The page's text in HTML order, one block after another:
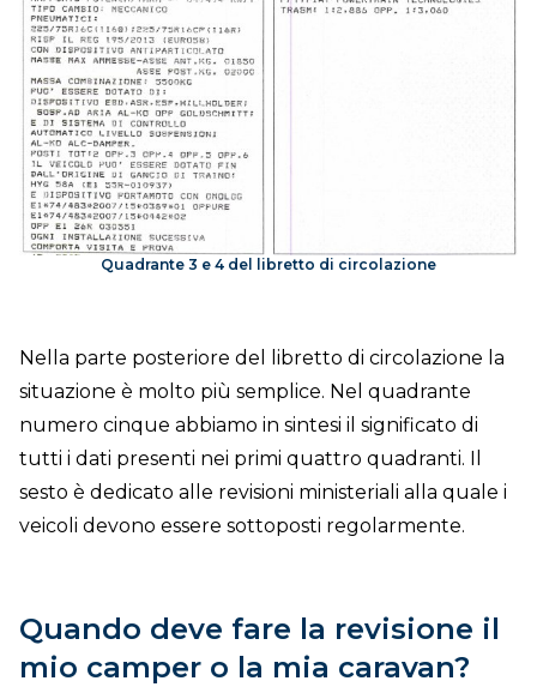
Quadrante 3 e 4 del libretto di circolazione
Nella parte posteriore del libretto di circolazione la
situazione è molto più semplice. Nel quadrante
numero cinque abbiamo in sintesi il significato di
tutti i dati presenti nei primi quattro quadranti. Il
sesto è dedicato alle revisioni ministeriali alla quale i
veicoli devono essere sottoposti regolarmente.
Quando deve fare la revisione il
mio camper o la mia caravan?